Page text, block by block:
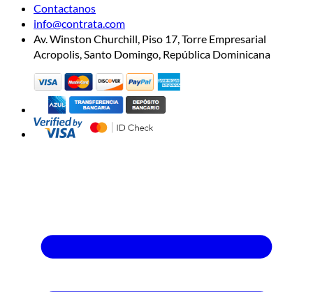
Contactanos
info@contrata.com
Av. Winston Churchill, Piso 17, Torre Empresarial
Acropolis, Santo Domingo, República Dominicana